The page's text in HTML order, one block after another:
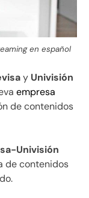
en español
y Univisión
empresa
de contenidos
Univisión
de contenidos